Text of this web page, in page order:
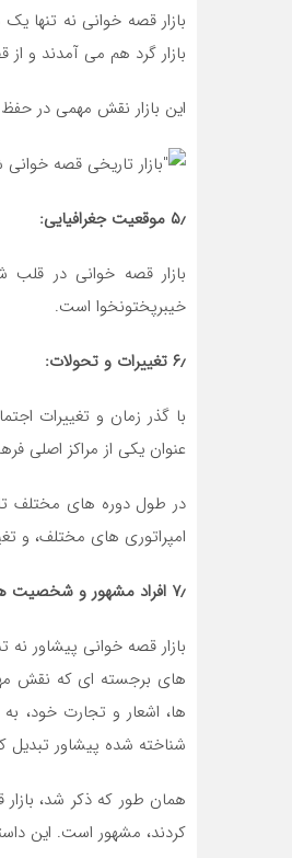
بازار قصه خوانی نه تنها
بازار گرد هم می‌ آمدند و
این بازار نقش مهمی در
۵٫ موقعیت جغرافیایی:
بازار قصه خوانی در
خیبرپختونخوا است.
۶٫ تغییرات و تحولات:
با گذر زمان و تغییرات
عنوان یکی از مراکز اصلی
در طول دوره ‌های مختلف
امپراتوری‌ های مختلف، و
۷٫ افراد مشهور و شخصیت ها
بازار قصه خوانی پیشاور
های برجسته ‌ای که نقش
ها، اشعار و تجارت خود،
شناخته ‌شده پیشاور تبدیل
همان طور که ذکر شد،
‌کردند، مشهور است. این